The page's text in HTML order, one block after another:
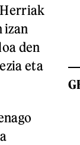
izan
den
eta